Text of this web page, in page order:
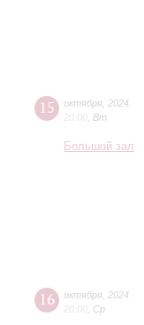
15 октября 2024
20:00 Вт
Большой зал
16 октября 2024
20:00 Ср